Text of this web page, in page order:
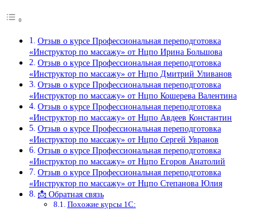
Отзыв о курсе Профессиональная переподготовка
«Инструктор по массажу» от Нцпо Ирина Большова
Отзыв о курсе Профессиональная переподготовка
«Инструктор по массажу» от Нцпо Дмитрий Уливанов
Отзыв о курсе Профессиональная переподготовка
«Инструктор по массажу» от Нцпо Кошерева Валентина
Отзыв о курсе Профессиональная переподготовка
«Инструктор по массажу» от Нцпо Авдеев Константин
Отзыв о курсе Профессиональная переподготовка
«Инструктор по массажу» от Нцпо Сергей Увранов
Отзыв о курсе Профессиональная переподготовка
«Инструктор по массажу» от Нцпо Егоров Анатолий
Отзыв о курсе Профессиональная переподготовка
«Инструктор по массажу» от Нцпо Степанова Юлия
📩 Обратная связь
Похожие курсы 1С: